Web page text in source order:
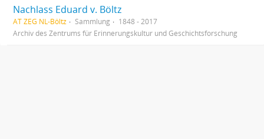
Nachlass Eduard v. Böltz
AT ZEG NL-Böltz Sammlung
1848 - 2017
Archiv des Zentrums für Erinnerungskultur und Geschichtsforschung